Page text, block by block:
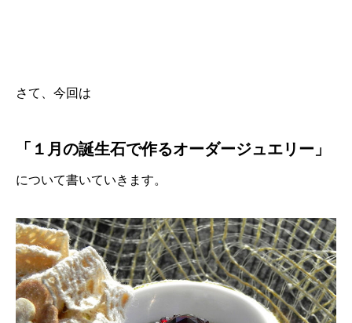
さて、今回は
「１月の誕生石で作るオーダージュエリー」
について書いていきます。